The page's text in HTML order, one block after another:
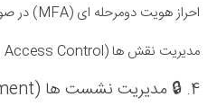
احراز هویت دومرحله ای (MFA) در صورت نیاز
مدیریت نقش ها (RBAC - Role Based Access Control)
4. 🔒 مدیریت نشست ها (Session Management)